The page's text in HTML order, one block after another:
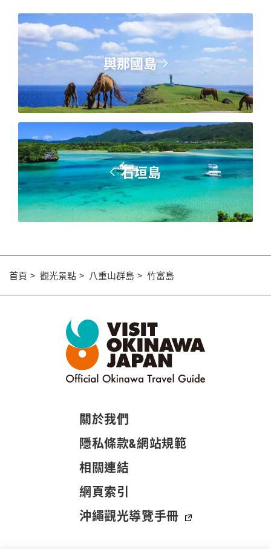
與那國島
石垣島
首頁 觀光景點 八重山群島 竹富島
關於我們
隱私條款&網站規範
相關連結
網頁索引
沖繩觀光導覽手冊